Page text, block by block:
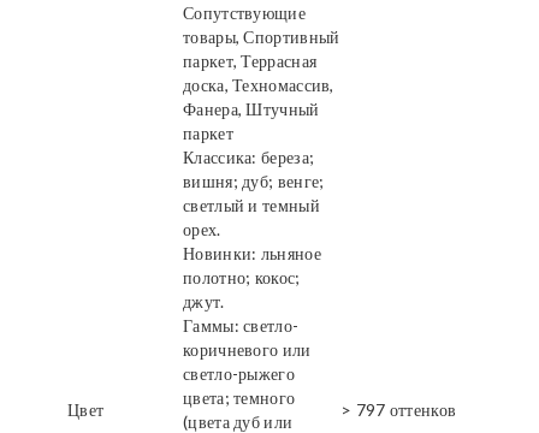
Сопутствующие
товары, Спортивный
паркет, Террасная
доска, Техномассив,
Фанера, Штучный
паркет
Цвет
Классика: береза;
вишня; дуб; венге;
светлый и темный
орех.
Новинки: льняное
полотно; кокос;
джут.
Гаммы: светло-
коричневого или
светло-рыжего
цвета; темного
(цвета дуб или
> 797 оттенков